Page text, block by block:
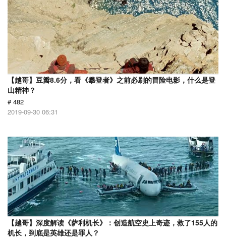
【越哥】豆瓣8.6分，看《攀登者》之前必刷的冒险电影，什么是登
山精神？
# 482
2019-09-30 06:31
【越哥】深度解读《萨利机长》：创造航空史上奇迹，救了155人的
机长，到底是英雄还是罪人？